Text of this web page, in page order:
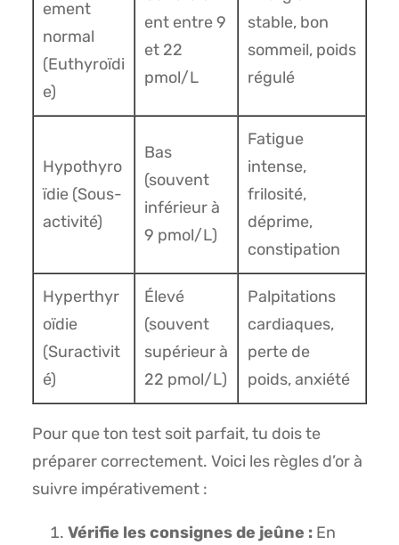
ement
normal
(Euthyroïdi
e)
ent entre 9
et 22
pmol/L
stable, bon
sommeil, poids
régulé
Hypothyro
ïdie (Sous-
activité)
Bas
(souvent
inférieur à
9 pmol/L)
Fatigue
intense,
frilosité,
déprime,
constipation
Hyperthyr
oïdie
(Suractivit
é)
Élevé
(souvent
supérieur à
22 pmol/L)
Palpitations
cardiaques,
perte de
poids, anxiété
Pour que ton test soit parfait, tu dois te
préparer correctement. Voici les règles d’or à
suivre impérativement :
Vérifie les consignes de jeûne : En